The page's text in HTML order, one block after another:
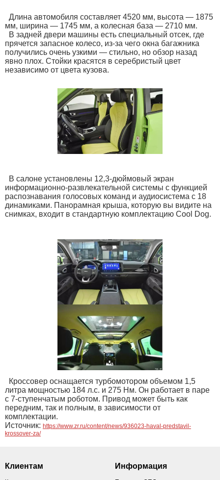
Длина автомобиля составляет 4520 мм, высота — 1875
мм, ширина — 1745 мм, а колесная база — 2710 мм.
В задней двери машины есть специальный отсек, где
прячется запасное колесо, из-за чего окна багажника
получились очень узкими — стильно, но обзор назад
явно плох. Стойки красятся в серебристый цвет
независимо от цвета кузова.
В салоне установлены 12,3-дюймовый экран
информационно-развлекательной системы с функцией
распознавания голосовых команд и аудиосистема с 18
динамиками. Панорамная крыша, которую вы видите на
снимках, входит в стандартную комплектацию Cool Dog.
Кроссовер оснащается турбомотором объемом 1,5
литра мощностью 184 л.с. и 275 Нм. Он работает в паре
с 7-ступенчатым роботом. Привод может быть как
передним, так и полным, в зависимости от
комплектации.
Источник: https://www.zr.ru/content/news/936023-haval-predstavil-
krossover-za/
Клиентам Информация